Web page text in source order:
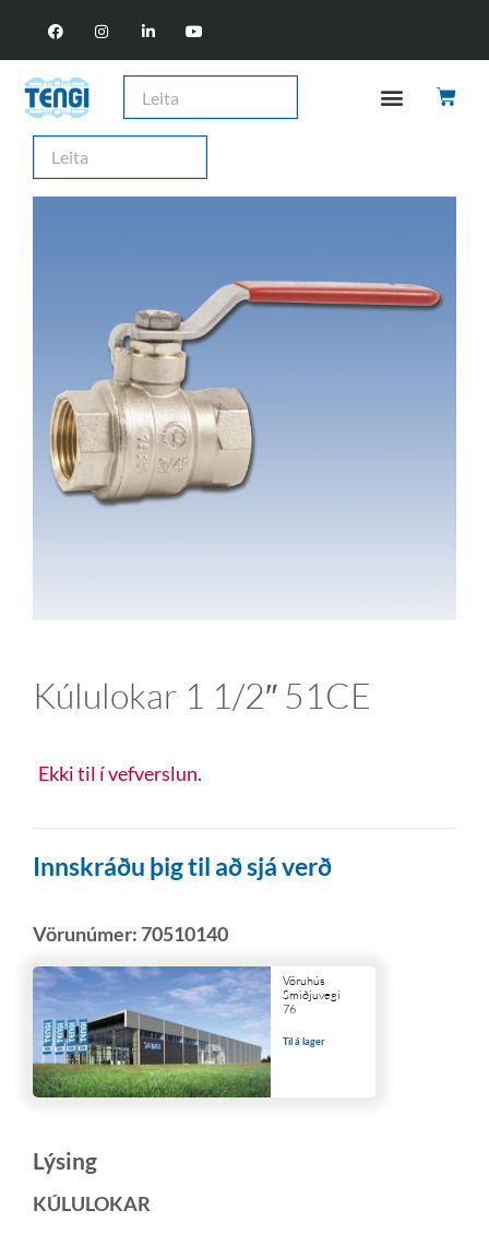
Kúlulokar 1 1/2″ 51CE
Ekki til í vefverslun.
Innskráðu þig til að sjá verð
Vörunúmer:70510140
Vöruhús
Smiðjuvegi
76
Til á lager
Lýsing
KÚLULOKAR